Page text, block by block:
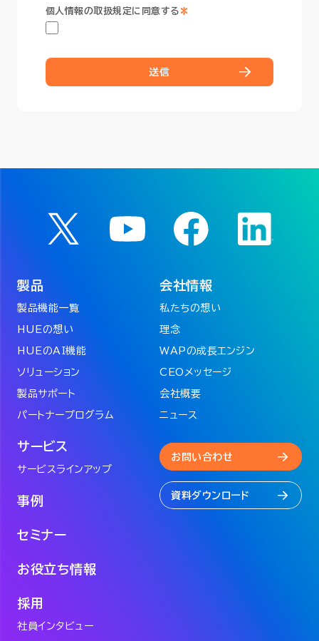
*
個人情報の取扱規定に同意する
送信
製品
製品機能一覧
HUEの想い
HUEのAI機能
ソリューション
製品サポート
パートナープログラム
サービス
サービスラインアップ
事例
セミナー
お役立ち情報
採用
社員インタビュー
会社情報
私たちの想い
理念
WAPの成長エンジン
CEOメッセージ
会社概要
ニュース
お問い合わせ
資料ダウンロード